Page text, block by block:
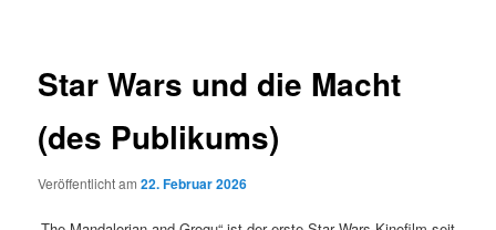
Star Wars und die Macht
(des Publikums)
Veröffentlicht am22. Februar 2026